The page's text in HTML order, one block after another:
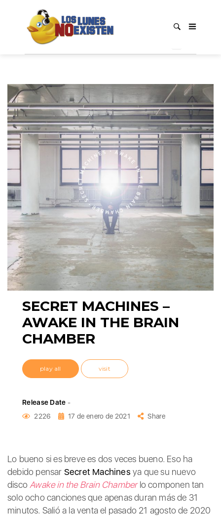
SECRET MACHINES –
AWAKE IN THE BRAIN
CHAMBER
play all visit
Release Date -
2226
17 de enero de 2021 Share
Lo bueno si es breve es dos veces bueno. Eso ha
debido pensar Secret Machines ya que su nuevo
disco Awake in the Brain Chamber lo componen tan
solo ocho canciones que apenas duran más de 31
minutos. Salió a la venta el pasado 21 agosto de 2020